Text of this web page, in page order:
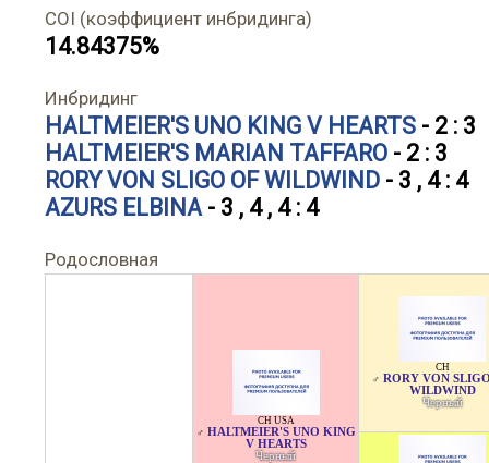
COI (коэффициент инбридинга)
14.84375%
Инбридинг
HALTMEIER'S UNO KING V HEARTS - 2 : 3
HALTMEIER'S MARIAN TAFFARO - 2 : 3
RORY VON SLIGO OF WILDWIND - 3 , 4 : 4
AZURS ELBINA- 3 , 4 , 4 : 4
Родословная
CH USA
♂ HALTMEIER'S UNO KING
V HEARTS
Черный
CH
♂ RORY VON
WILDWIND
Черный